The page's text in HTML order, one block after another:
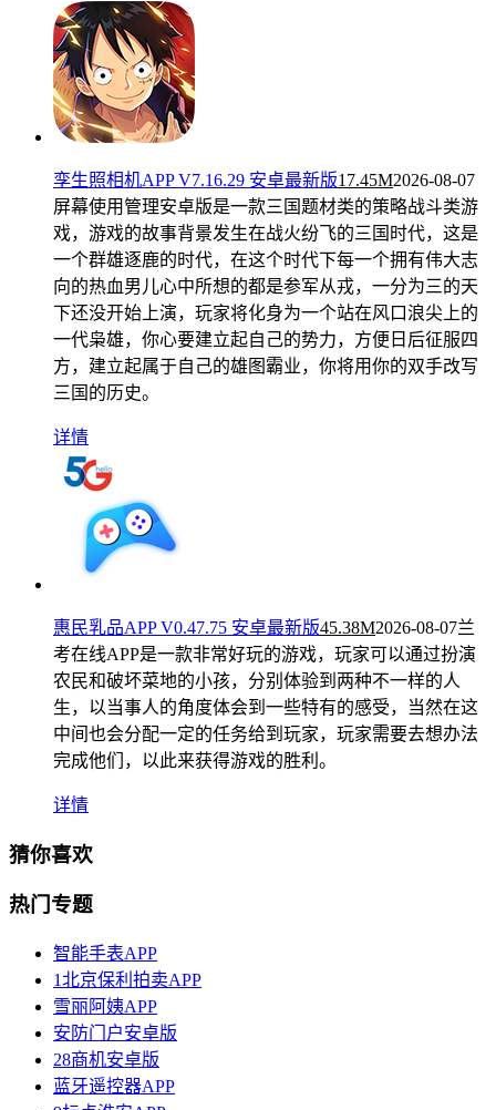
孪生照相机APP V7.16.29 安卓最新版17.45M2026-08-07
屏幕使用管理安卓版是一款三国题材类的策略战斗类游
戏，游戏的故事背景发生在战火纷飞的三国时代，这是
一个群雄逐鹿的时代，在这个时代下每一个拥有伟大志
向的热血男儿心中所想的都是参军从戎，一分为三的天
下还没开始上演，玩家将化身为一个站在风口浪尖上的
一代枭雄，你心要建立起自己的势力，方便日后征服四
方，建立起属于自己的雄图霸业，你将用你的双手改写
三国的历史。
详情
惠民乳品APP V0.47.75 安卓最新版45.38M2026-08-07兰
考在线APP是一款非常好玩的游戏，玩家可以通过扮演
农民和破坏菜地的小孩，分别体验到两种不一样的人
生，以当事人的角度体会到一些特有的感受，当然在这
中间也会分配一定的任务给到玩家，玩家需要去想办法
完成他们，以此来获得游戏的胜利。
详情
猜你喜欢
热门专题
智能手表APP
1北京保利拍卖APP
雪丽阿姨APP
安防门户安卓版
28商机安卓版
蓝牙遥控器APP